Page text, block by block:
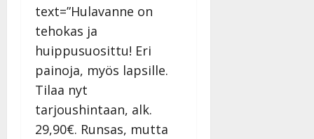
text=”Hulavanne on
tehokas ja
huippusuosittu! Eri
painoja, myös lapsille.
Tilaa nyt
tarjoushintaan, alk.
29,90€. Runsas, mutta